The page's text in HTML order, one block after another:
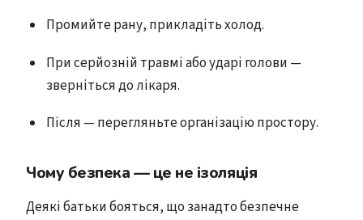
Промийте рану, прикладіть холод.
При серйозній травмі або ударі голови —
зверніться до лікаря.
Після — перегляньте організацію простору.
Чому безпека — це не ізоляція
Деякі батьки бояться, що занадто безпечне